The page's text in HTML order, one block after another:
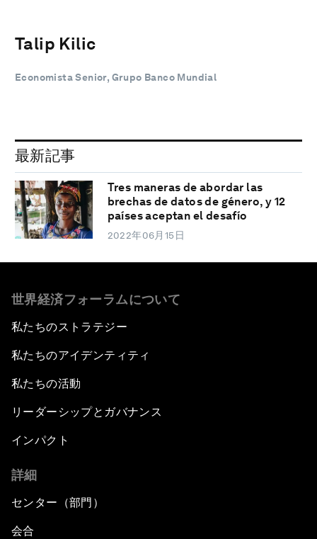
Talip Kilic
Economista Senior, Grupo Banco Mundial
最新記事
Tres maneras de abordar las
brechas de datos de género, y 12
países aceptan el desafío
2022年06月15日
世界経済フォーラムについて
私たちのストラテジー
私たちのアイデンティティ
私たちの活動
リーダーシップとガバナンス
インパクト
詳細
センター（部門）
会合